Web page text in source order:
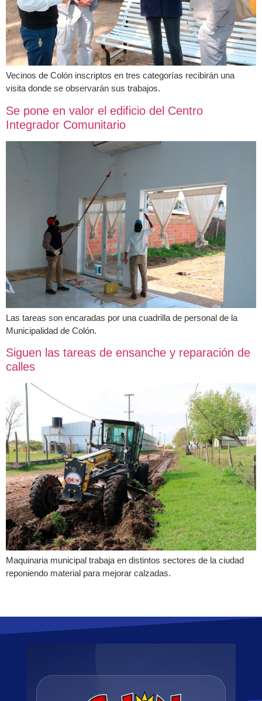
Vecinos de Colón inscriptos en tres categorías recibirán una
visita donde se observarán sus trabajos.
Se pone en valor el edificio del Centro
Integrador Comunitario
Las tareas son encaradas por una cuadrilla de personal de la
Municipalidad de Colón.
Siguen las tareas de ensanche y reparación de
calles
Maquinaria municipal trabaja en distintos sectores de la ciudad
reponiendo material para mejorar calzadas.